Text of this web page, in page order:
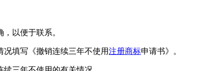
以便于联系。
填写《撤销连续三年不使用注册商标申请书》。